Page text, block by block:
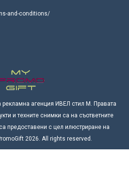
and-conditions/
рекламна агенция ИВЕЛ стил М. Правата
и техните снимки са на съответните
предоставени с цел илюстриране на
2026. All rights reserved.